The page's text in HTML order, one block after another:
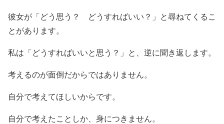
彼女が「どう思う？ どうすればいい？」と尋ねてくるこ
とがあります。
私は「どうすればいいと思う？」と、逆に聞き返します。
考えるのが面倒だからではありません。
自分で考えてほしいからです。
自分で考えたことしか、身につきません。